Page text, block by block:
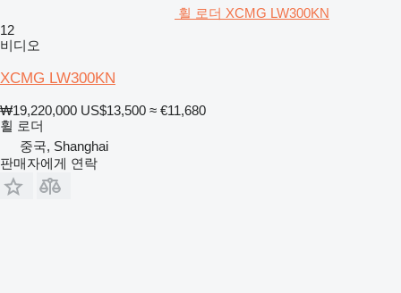
휠 로더 XCMG LW300KN
12
비디오
XCMG LW300KN
₩19,220,000 US$13,500 ≈ €11,680
휠 로더
중국, Shanghai
판매자에게 연락